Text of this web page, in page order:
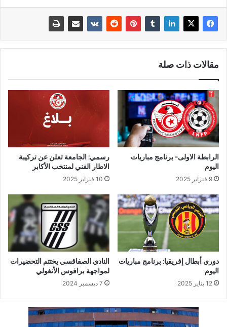
مقالات ذات صلة
الرابطة الاولى- برنامج مباريات
اليوم
9 فبراير 2025
رسمي: الجامعة تعلن عن تركيبة
الاطار الفني لمنتخب الأكابر
10 فبراير 2025
دوري أبطال إفريقيا: برنامج مباريات
اليوم
12 يناير 2025
النادي الصفاقسي يختتم التحضيرات
لمواجهة برافوس الأنغولي
7 ديسمبر 2024